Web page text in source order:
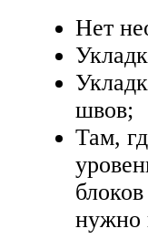
Нет
швов;
Там,
нужно